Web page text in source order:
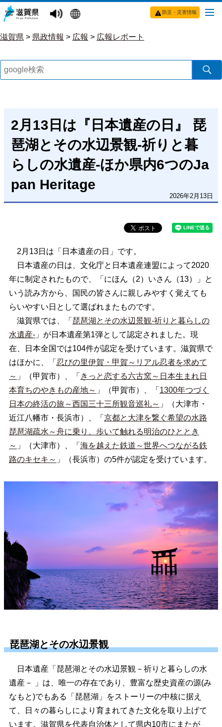
防災・災害情報
滋賀県 > 県政情報 > 広報 > 広報レポート
2月13日は『日本遺産の日』 琵
琶湖とその水辺景観-祈りと暮
らしの水遺産-ほか県内6つのJa
pan Heritage
2026年2月13日
2月13日は「日本遺産の日」です。
日本遺産の日は、文化庁と日本遺産連盟によって2020
年に制定されたもので、「にほん（2）いさん（13）」と
いう読み方から、国民の皆さんに親しみやすく覚えても
らいやすい日として選ばれまたものです。
滋賀県では、「 琵琶湖とその水辺景観-祈りと暮らしの
水遺産- 」が日本遺産第1弾として認定されました。現
在、日本全国では104件が認定を受けています。滋賀県で
はほかに、「 忍びの里伊賀・甲賀～リアル忍者を求めて
～ 」（甲賀市）、「 きっと恋する六古窯～日本生まれ日
本育ちのやきもの産地～ 」（甲賀市）、「 1300年つづく
日本の終活の旅～西国三十三所観音巡礼～ 」（大津市・
近江八幡市・長浜市）、「 京都と大津を繋ぐ希望の水路
琵琶湖疏水～舟に乗り、歩いて触れる明治のひととき
～ 」（大津市）、「 海を越えた鉄道～世界へつながる鉄
路のキセキ～ 」（長浜市）の5件が認定を受けています。
琵琶湖とその水辺景観
日本遺産「琵琶湖とその水辺景観－祈りと暮らしの水
遺産－ 」は、唯一の存在であり、豊富な歴史資産の源(み
なもと)でもある「琵琶湖」をストーリーの中核に据え
て、日々の暮らしにより育まれてきた文化を取り上げて
います。滋賀県を代表自治体として県内10市にまたが